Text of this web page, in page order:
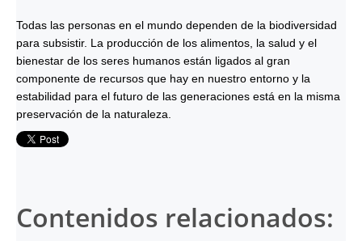
Todas las personas en el mundo dependen de la biodiversidad
para subsistir. La producción de los alimentos, la salud y el
bienestar de los seres humanos están ligados al gran
componente de recursos que hay en nuestro entorno y la
estabilidad para el futuro de las generaciones está en la misma
preservación de la naturaleza.
Contenidos relacionados: